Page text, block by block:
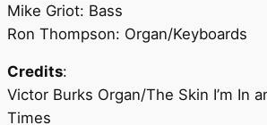
Mike Griot: Bass
Ron Thompson: Organ/Keyboards
Credits:
Victor Burks Organ/The Skin I’m In
Times